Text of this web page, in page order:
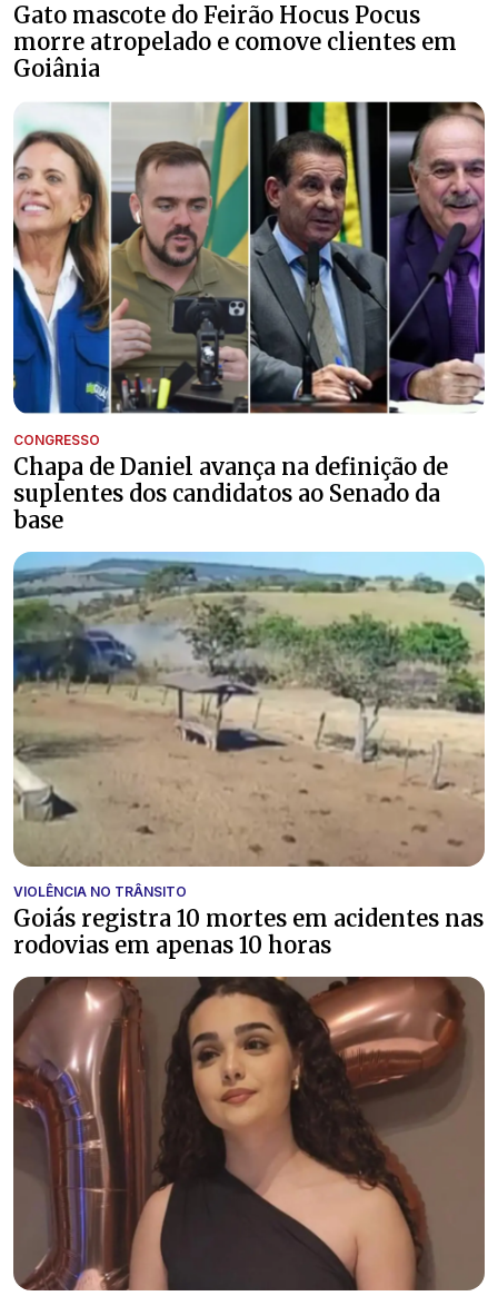
Gato mascote do Feirão Hocus Pocus
morre atropelado e comove clientes em
Goiânia
CONGRESSO
Chapa de Daniel avança na definição de
suplentes dos candidatos ao Senado da
base
VIOLÊNCIA NO TRÂNSITO
Goiás registra 10 mortes em acidentes nas
rodovias em apenas 10 horas